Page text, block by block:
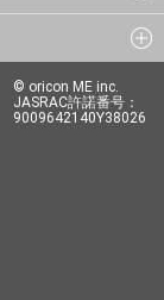
© oricon ME inc.
JASRAC許諾番号：
9009642140Y38026